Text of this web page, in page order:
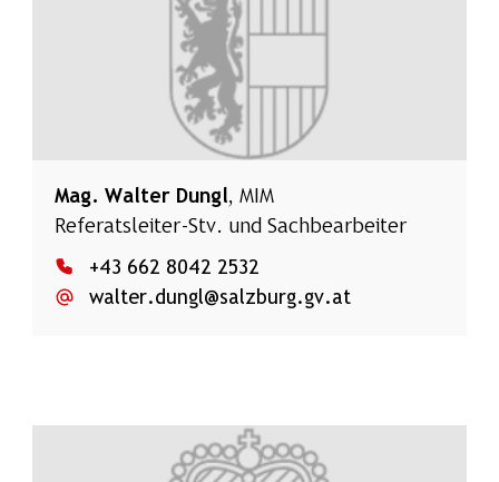
Mag. Walter Dungl, MIM
Referatsleiter-Stv. und Sachbearbeiter
+43 662 8042 2532
walter.dungl@salzburg.gv.at